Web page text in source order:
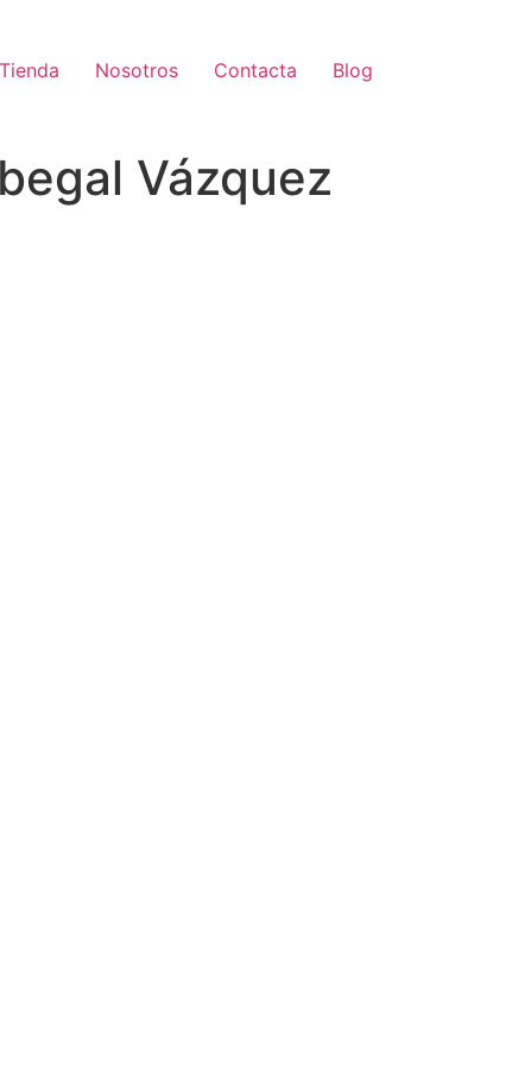
Tienda Nosotros Contacta Blog
Vázquez